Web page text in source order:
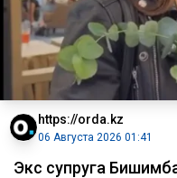
https://orda.kz
06 Августа 2026 01:41
Экс супруга